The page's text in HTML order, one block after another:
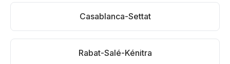
Casablanca-Settat
Rabat-Salé-Kénitra